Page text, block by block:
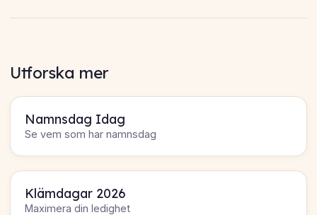
Utforska mer
Namnsdag Idag
Se vem som har namnsdag
Klämdagar 2026
Maximera din ledighet